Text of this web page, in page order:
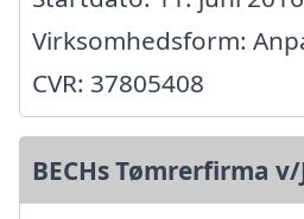
Virksomhedsform:
CVR: 37805408
BECHs Tømrerfirma